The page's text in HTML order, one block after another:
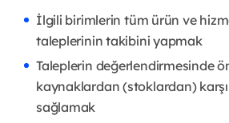
İlgili birimlerin tüm ürün ve
taleplerinin takibini yapmak
Taleplerin değerlendirmesinde
kaynaklardan (stoklardan)
sağlamak